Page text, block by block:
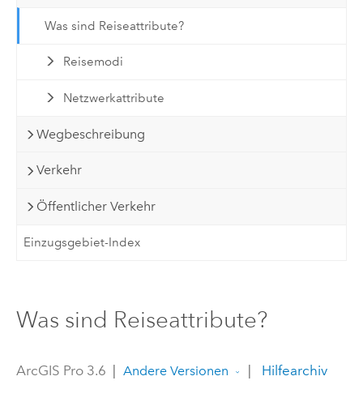
Was sind Reiseattribute?
Reisemodi
Netzwerkattribute
Wegbeschreibung
Verkehr
Öffentlicher Verkehr
Einzugsgebiet-Index
Was sind Reiseattribute?
ArcGIS Pro 3.6 Andere Versionen Hilfearchiv